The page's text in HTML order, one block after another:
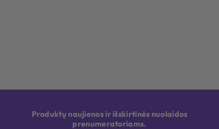
Produktų naujienos ir išskirtinės nuolaidos
prenumeratoriams.